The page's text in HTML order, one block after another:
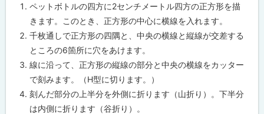
プ
戻
ペットボトルの四方に2センチメートル四方の正方形を描
きます。このとき、正方形の中心に横線を入れます。
千枚通しで正方形の四隅と、中央の横線と縦線が交差する
ところの6箇所に穴をあけます。
線に沿って、正方形の縦線の部分と中央の横線をカッター
で刻みます。（H型に切ります。）
刻んだ部分の上半分を外側に折ります（山折り）。下半分
は内側に折ります（谷折り）。